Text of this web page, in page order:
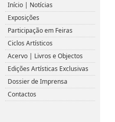
Início | Notícias
Exposições
Participação em Feiras
Ciclos Artísticos
Acervo | Livros e Objectos
Edições Artísticas Exclusivas
Dossier de Imprensa
Contactos